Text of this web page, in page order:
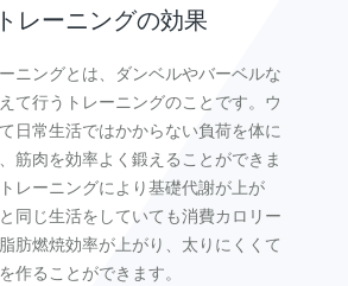
レーニングの効果
ニングとは、ダンベルやバーベルな
て行うトレーニングのことです。ウ
日常生活ではかからない負荷を体に
筋肉を効率よく鍛えることができま
レーニングにより基礎代謝が上が
同じ生活をしていても消費カロリー
肪燃焼効率が上がり、太りにくくて
作ることができます。